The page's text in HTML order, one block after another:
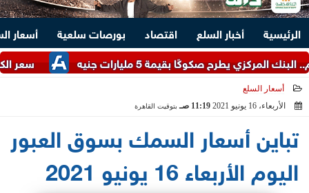
الرئيسية أخبار السلع اقتصاد بورصات سلعية
أسعار
سعر الكتكوت
يطرح صكوكًا بقيمة 5 مليارات جنيه
أسعار السلع
الأربعاء، 16 يونيو 2021
11:19 صـ بتوقيت القاهرة
تباين أسعار السمك بسوق العبور
اليوم الأربعاء 16 يونيو 2021